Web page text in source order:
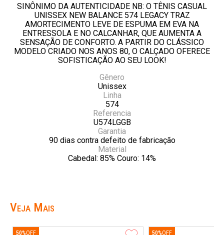
SINÔNIMO DA AUTENTICIDADE NB: O TÊNIS CASUAL
UNISSEX NEW BALANCE 574 LEGACY TRAZ
AMORTECIMENTO LEVE DE ESPUMA EM EVA NA
ENTRESSOLA E NO CALCANHAR, QUE AUMENTA A
SENSAÇÃO DE CONFORTO. A PARTIR DO CLÁSSICO
MODELO CRIADO NOS ANOS 80, O CALÇADO OFERECE
SOFISTICAÇÃO AO SEU LOOK!
Gênero
Unissex
Linha
574
Referencia
U574LGGB
Garantia
90 dias contra defeito de fabricação
Material
Cabedal: 85% Couro: 14%
Veja Mais
50% 50%